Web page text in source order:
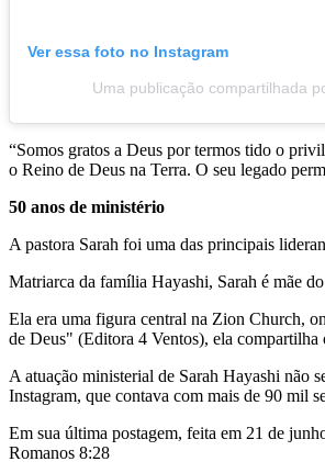
Ver essa foto no Instagram
Uma publicação compartilhada
“Somos gratos a Deus por termos tido o
o Reino de Deus na Terra. O seu legado
50 anos de ministério
A pastora Sarah foi uma das principais
Matriarca da família Hayashi, Sarah é mãe
Ela era uma figura central na Zion Church,
de Deus" (Editora 4 Ventos), ela compartilha
A atuação ministerial de Sarah Hayashi não
Instagram, que contava com mais de 90 mil
Em sua última postagem, feita em 21 de
Romanos 8:28